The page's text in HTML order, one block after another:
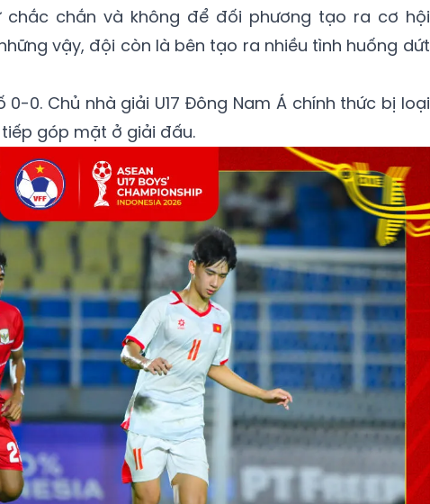
chắc chắn và không để đối phương tạo ra cơ hội
vậy, đội còn là bên tạo ra nhiều tình huống dứt
0. Chủ nhà giải U17 Đông Nam Á chính thức bị loại
góp mặt ở giải đấu.